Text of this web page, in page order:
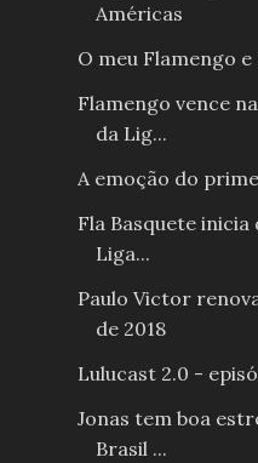
Américas
O meu Flamengo
Flamengo vence
da Lig...
A emoção do
Fla Basquete
Liga...
Paulo Victor
de 2018
Lulucast 2.0 -
Jonas tem boa
Brasil ...